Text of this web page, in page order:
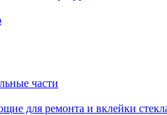
части
для ремонта и вклейки